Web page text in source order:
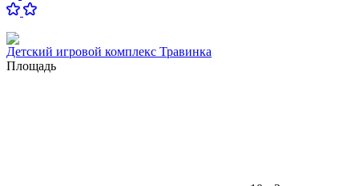
Детский игровой комплекс Травинка
Площадь